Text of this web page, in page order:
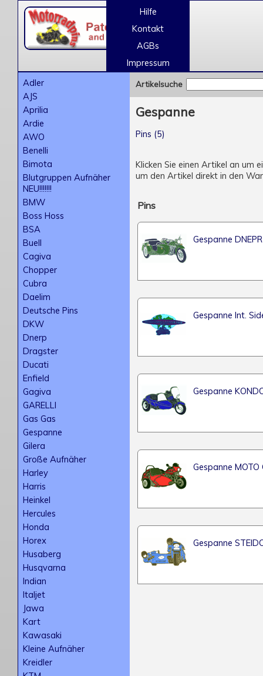
Hilfe
Kontakt
AGBs
Impressum
Adler
AJS
Aprilia
Ardie
AWO
Benelli
Bimota
Blutgruppen Aufnäher
NEU!!!!!!!
BMW
Boss Hoss
BSA
Buell
Cagiva
Chopper
Cubra
Daelim
Deutsche Pins
DKW
Dnerp
Dragster
Ducati
Enfield
Gagiva
GARELLI
Gas Gas
Gespanne
Gilera
Große Aufnäher
Harley
Harris
Heinkel
Hercules
Honda
Horex
Husaberg
Husqvarna
Indian
Italjet
Jawa
Kart
Kawasaki
Kleine Aufnäher
Kreidler
Artikelsuche
Gespanne
Pins (5)
Klicken Sie einen Artikel an um
um den Artikel direkt in den
Pins
Gespanne DNEPR
Gespanne Int.
Gespanne
Gespanne
Gespanne